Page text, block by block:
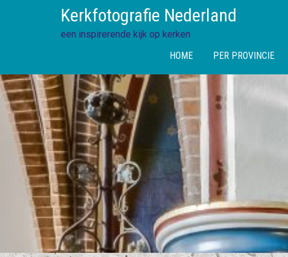
Kerkfotografie Nederland
een inspirerende kijk op kerken
HOME
PER PROVINCIE